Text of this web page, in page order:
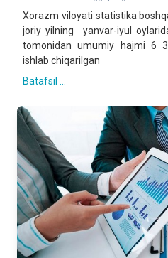
Xorazm viloyati statistika
joriy yilning yanvar-iyul
tomonidan umumiy hajmi 6
ishlab chiqarilgan
Batafsil ...